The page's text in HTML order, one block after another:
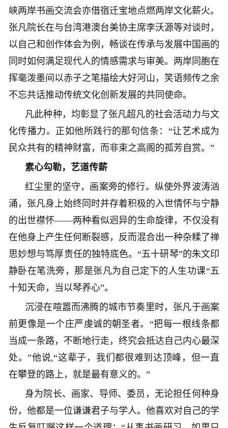
峡两岸书画交流会亦借宿迁宝地点燃两岸文化薪火。
张凡院长在与台湾港澳台美协主席李沃源等对谈时，
以自己和创作体会为例，畅谈在传承与发展中国画的
同时如何满足现代人的情感需求与审美。两岸同胞在
挥毫泼墨间以赤子之笔描绘大好河山，笑语频传之余
不忘共话推动传统文化创新发展的共同使命。
凡此种种，均彰显了张凡超凡的社会活动力与文
化传播力。正如他所践行的那句信条：“让艺术成为
民众共有的精神财富，而非束之高阁的孤芳自赏。”
素心勾勒，艺道传薪
红尘里的坚守，画案旁的修行。纵使外界波涛汹
涌，张凡身上始终同时并存着积极的入世情怀与宁静
的出世襟怀——两种看似迥异的生命旋律，不仅没有
在他身上产生任何断裂感，反而混合出一种杂糅了禅
思妙想与笃厚责任的独特底色。“五十研琴”的朱文印
静卧在笔洗旁，那是张凡为自己定下的人生功课“五
十知天命，当以琴养心”。
沉浸在喧嚣而沸腾的城市节奏里时，张凡于画案
前更像是一个庄严虔诚的朝圣者。“把每一根线条都
当成一条路，不断地行走，终究会抵达自己内心最深
处。”他说,“这辈子，我们都很难到达顶峰，但一直
在攀登的路上，就是最有意义的。”
身为院长、画家、导师、委员，无论担任何种身
份，他都是一位谦谦君子与学人。他喜欢对自己的学